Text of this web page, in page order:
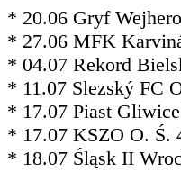
* 20.06 Gryf
* 27.06 MFK
* 04.07 Rekord
* 11.07 Slezský FC
* 17.07 Piast
* 17.07 KSZO O. Ś.
* 18.07 Śląsk II